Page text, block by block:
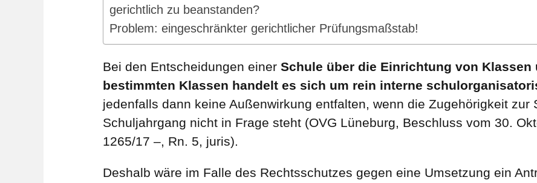
gerichtlich zu beanstanden?
Problem: eingeschränkter gerichtlicher Prüfungsmaßstab!
Bei den Entscheidungen einerSchule über die Einrichtung von Klassen
bestimmten Klassen handelt es sich um rein interne
jedenfalls dann keine Außenwirkung entfalten, wenn die Zugehörigkeit zur
Schuljahrgang nicht in Frage steht (OVG Lüneburg, Beschluss vom 30.
1265/17 –, Rn. 5, juris).
Deshalb wäre im Falle des Rechtsschutzes gegen eine Umsetzung ein